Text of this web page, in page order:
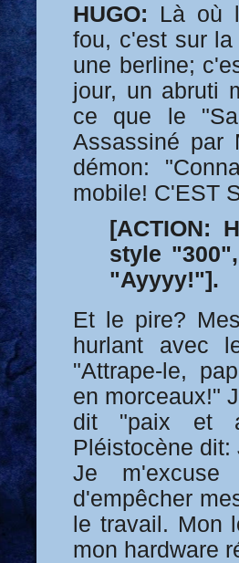
HUGO: Là où
fou, c'est sur
une berline;
jour, un abruti
ce que le
Assassiné par
démon:
mobile! C'EST
[ACTION:
style
"Ayyyy!"].
Et le pire?
hurlant avec
"Attrape-le,
en morceaux!"
dit "paix et
Pléistocène dit:
Je
d'empêcher
le travail. Mon
mon hardware